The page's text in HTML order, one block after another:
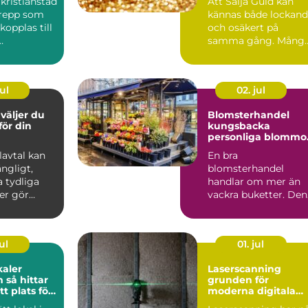
som
till
kännas både
och osäkert på
samma gång.
ärvda ri...
din
kan
tydliga
gör
02. jul
Blomsterhandel
kungsbacka
personliga
En bra
blomsterhandel
handlar om mer än
vackra buketter. Den
känsla för säsong
och...
plats för
01. jul
Laserscanning
grunden för
moderna digitala